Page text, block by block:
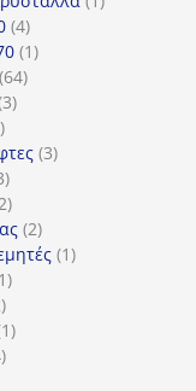
44
προϊόντα
11
6464
33
3
προϊόντα
33
3
προϊόντα
2
προϊόντα
22
προϊόντα
11
1
προϊόν
2
προϊόντα
11
4